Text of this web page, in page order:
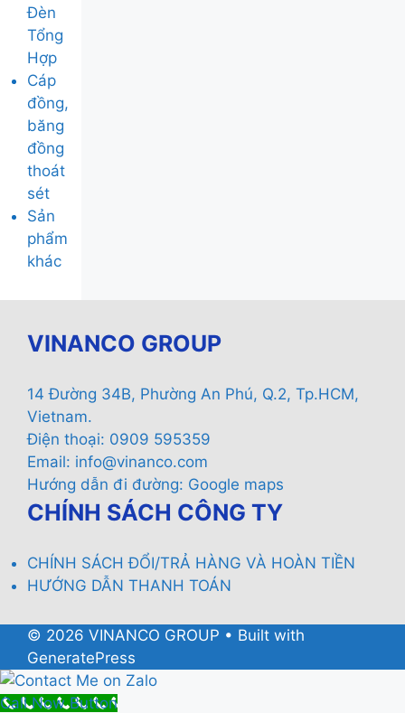
Đèn
Tổng
Hợp
Cáp
đồng,
băng
đồng
thoát
sét
Sản
phẩm
khác
VINANCO GROUP
14 Đường 34B, Phường An Phú, Q.2, Tp.HCM,
Vietnam.
Điện thoại: 0909 595359
Email: info@vinanco.com
Hướng dẫn đi đường: Google maps
CHÍNH SÁCH CÔNG TY
CHÍNH SÁCH ĐỔI/TRẢ HÀNG VÀ HOÀN TIỀN
HƯỚNG DẪN THANH TOÁN
© 2026 VINANCO GROUP • Built with
GeneratePress
Call Now Button